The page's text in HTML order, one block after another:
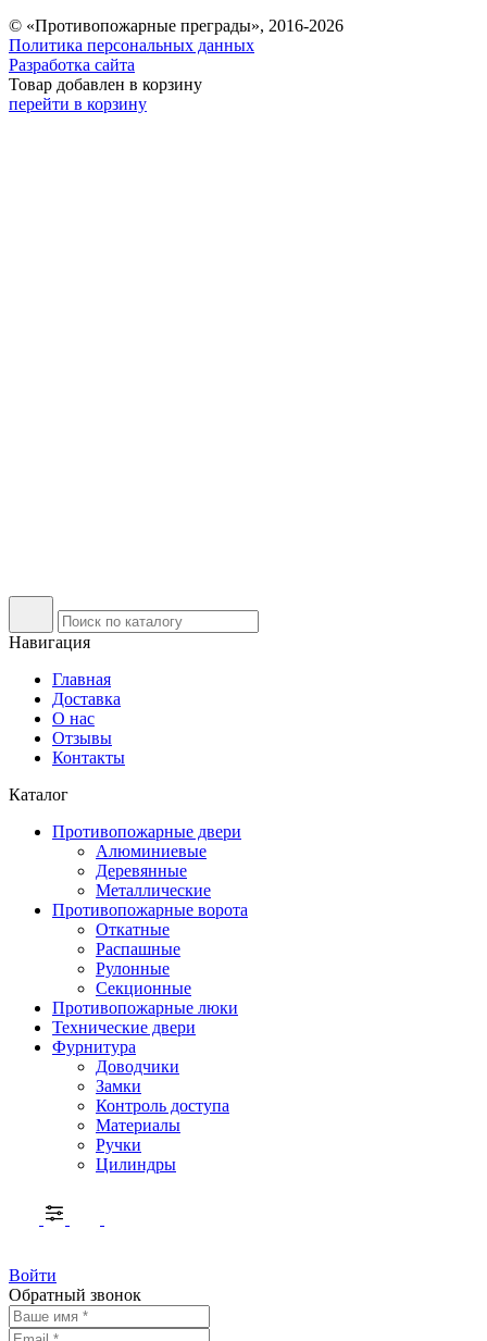
© «Противопожарные преграды», 2016-2026
Политика персональных данных
Разработка сайта
Товар добавлен в корзину
перейти в корзину
Навигация
Главная
Доставка
О нас
Отзывы
Контакты
Каталог
Противопожарные двери
Алюминиевые
Деревянные
Металлические
Противопожарные ворота
Откатные
Распашные
Рулонные
Секционные
Противопожарные люки
Технические двери
Фурнитура
Доводчики
Замки
Контроль доступа
Материалы
Ручки
Цилиндры
Войти
Обратный звонок